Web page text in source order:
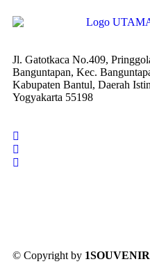
Jl. Gatotkaca No.409,
Banguntapan, Kec.
Kabupaten Bantul, Daerah
Yogyakarta 55198
© Copyright by 1SOUVENIR